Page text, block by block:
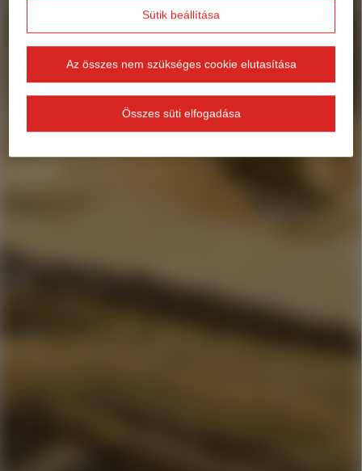
Sütik beállítása
Az összes nem szükséges cookie elutasítása
Összes süti elfogadása